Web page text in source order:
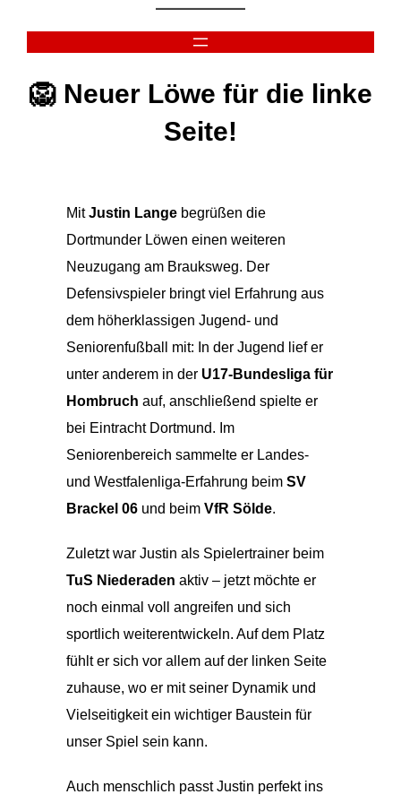
🦁 Neuer Löwe für die linke
Seite!
MitJustin Lange begrüßen die
Dortmunder Löwen einen weiteren
Neuzugang am Brauksweg. Der
Defensivspieler bringt viel Erfahrung aus
dem höherklassigen Jugend- und
Seniorenfußball mit: In der Jugend lief er
unter anderem in der U17-Bundesliga für
Hombruch auf, anschließend spielte er
bei Eintracht Dortmund. Im
Seniorenbereich sammelte er Landes-
und Westfalenliga-Erfahrung beimSV
Brackel 06 und beimVfR Sölde.
Zuletzt war Justin als Spielertrainer beim
TuS Niederaden aktiv – jetzt möchte er
noch einmal voll angreifen und sich
sportlich weiterentwickeln. Auf dem Platz
fühlt er sich vor allem auf der linken Seite
zuhause, wo er mit seiner Dynamik und
Vielseitigkeit ein wichtiger Baustein für
unser Spiel sein kann.
Auch menschlich passt Justin perfekt ins